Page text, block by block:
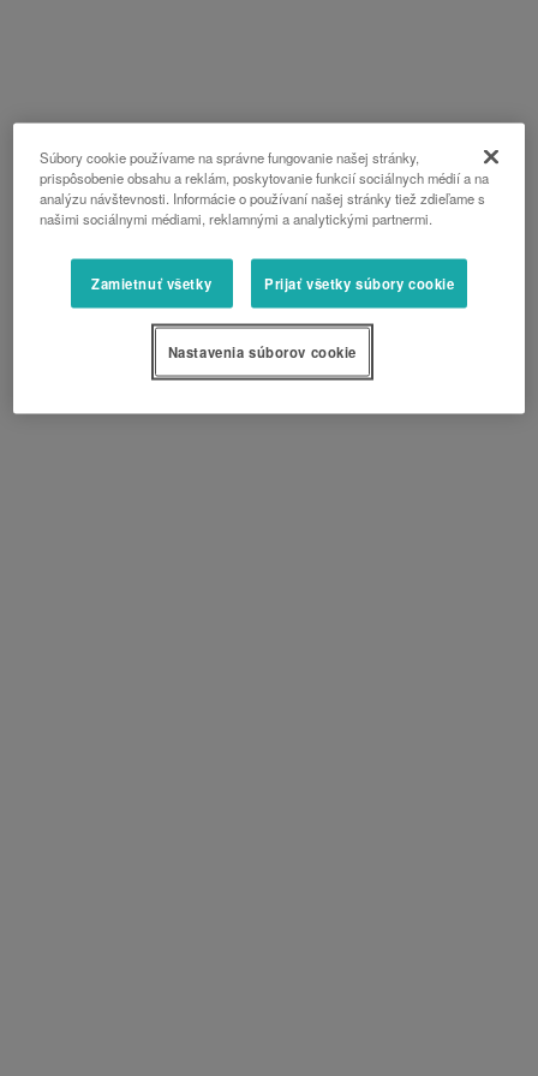
Súbory cookie používame na správne fungovanie našej stránky,
prispôsobenie obsahu a reklám, poskytovanie funkcií sociálnych médií a na
analýzu návštevnosti. Informácie o používaní našej stránky tiež zdieľame s
našimi sociálnymi médiami, reklamnými a analytickými partnermi.
Zamietnuť všetky Prijať všetky súbory cookie
Nastavenia súborov cookie